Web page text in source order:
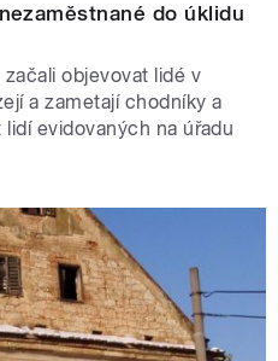
do úklidu
objevovat lidé v
a zametají chodníky a
evidovaných na úřadu